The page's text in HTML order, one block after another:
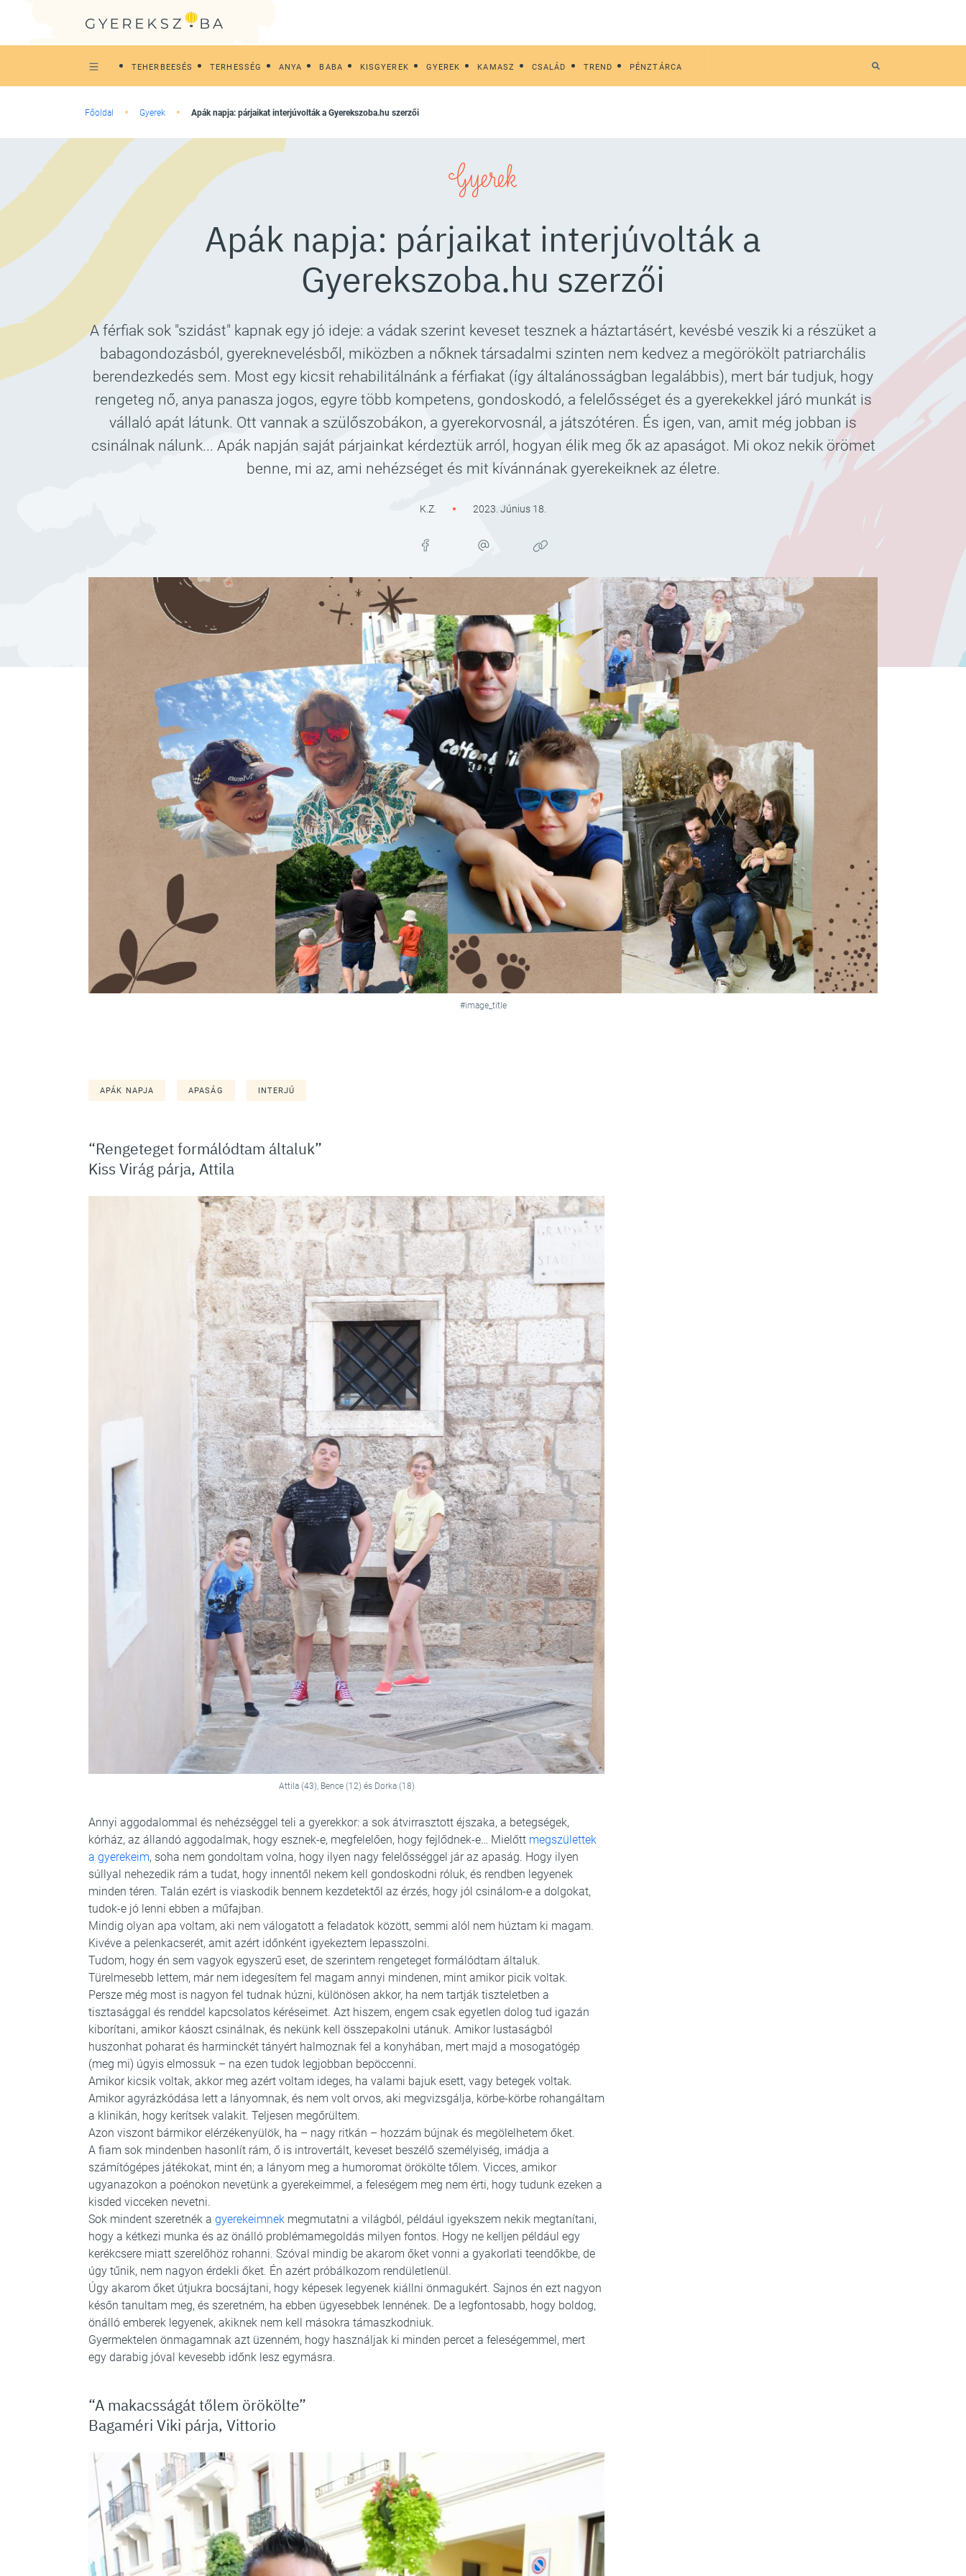
TEHERBEESÉS TERHESSÉG ANYA BABA KISGYEREK GYEREK KAMASZ CSALÁD TREND PÉNZTÁRCA
Főoldal Gyerek Apák napja: párjaikat interjúvolták a Gyerekszoba.hu szerzői
Gyerek
Apák napja: párjaikat interjúvolták a
Gyerekszoba.hu szerzői
A férfiak sok "szidást" kapnak egy jó ideje: a vádak szerint keveset tesznek a háztartásért, kevésbé veszik ki a részüket a
babagondozásból, gyereknevelésből, miközben a nőknek társadalmi szinten nem kedvez a megörökölt patriarchális
berendezkedés sem. Most egy kicsit rehabilitálnánk a férfiakat (így általánosságban legalábbis), mert bár tudjuk, hogy
rengeteg nő, anya panasza jogos, egyre több kompetens, gondoskodó, a felelősséget és a gyerekekkel járó munkát is
vállaló apát látunk. Ott vannak a szülőszobákon, a gyerekorvosnál, a játszótéren. És igen, van, amit még jobban is
csinálnak nálunk... Apák napján saját párjainkat kérdeztük arról, hogyan élik meg ők az apaságot. Mi okoz nekik örömet
benne, mi az, ami nehézséget és mit kívánnának gyerekeiknek az életre.
K.Z. 2023. Június 18.
#image_title
APÁK NAPJA APASÁG INTERJÚ
“Rengeteget formálódtam általuk”
Kiss Virág párja, Attila
Attila (43), Bence (12) és Dorka (18)
Annyi aggodalommal és nehézséggel teli a gyerekkor: a sok átvirrasztott éjszaka, a betegségek,
kórház, az állandó aggodalmak, hogy esznek-e, megfelelően, hogy fejlődnek-e… Mielőtt megszülettek
a gyerekeim, soha nem gondoltam volna, hogy ilyen nagy felelősséggel jár az apaság. Hogy ilyen
súllyal nehezedik rám a tudat, hogy innentől nekem kell gondoskodni róluk, és rendben legyenek
minden téren. Talán ezért is viaskodik bennem kezdetektől az érzés, hogy jól csinálom-e a dolgokat,
tudok-e jó lenni ebben a műfajban.
Mindig olyan apa voltam, aki nem válogatott a feladatok között, semmi alól nem húztam ki magam.
Kivéve a pelenkacserét, amit azért időnként igyekeztem lepasszolni.
Tudom, hogy én sem vagyok egyszerű eset, de szerintem rengeteget formálódtam általuk.
Türelmesebb lettem, már nem idegesítem fel magam annyi mindenen, mint amikor picik voltak.
Persze még most is nagyon fel tudnak húzni, különösen akkor, ha nem tartják tiszteletben a
tisztasággal és renddel kapcsolatos kéréseimet. Azt hiszem, engem csak egyetlen dolog tud igazán
kiborítani, amikor káoszt csinálnak, és nekünk kell összepakolni utánuk. Amikor lustaságból
huszonhat poharat és harminckét tányért halmoznak fel a konyhában, mert majd a mosogatógép
(meg mi) úgyis elmossuk – na ezen tudok legjobban bepöccenni.
Amikor kicsik voltak, akkor meg azért voltam ideges, ha valami bajuk esett, vagy betegek voltak.
Amikor agyrázkódása lett a lányomnak, és nem volt orvos, aki megvizsgálja, körbe-körbe rohangáltam
a klinikán, hogy kerítsek valakit. Teljesen megőrültem.
Azon viszont bármikor elérzékenyülök, ha – nagy ritkán – hozzám bújnak és megölelhetem őket.
A fiam sok mindenben hasonlít rám, ő is introvertált, keveset beszélő személyiség, imádja a
számítógépes játékokat, mint én; a lányom meg a humoromat örökölte tőlem. Vicces, amikor
ugyanazokon a poénokon nevetünk a gyerekeimmel, a feleségem meg nem érti, hogy tudunk ezeken a
kisded vicceken nevetni.
Sok mindent szeretnék a gyerekeimnek megmutatni a világból, például igyekszem nekik megtanítani,
hogy a kétkezi munka és az önálló problémamegoldás milyen fontos. Hogy ne kelljen például egy
kerékcsere miatt szerelőhöz rohanni. Szóval mindig be akarom őket vonni a gyakorlati teendőkbe, de
úgy tűnik, nem nagyon érdekli őket. Én azért próbálkozom rendületlenül.
Úgy akarom őket útjukra bocsájtani, hogy képesek legyenek kiállni önmagukért. Sajnos én ezt nagyon
későn tanultam meg, és szeretném, ha ebben ügyesebbek lennének. De a legfontosabb, hogy boldog,
önálló emberek legyenek, akiknek nem kell másokra támaszkodniuk.
Gyermektelen önmagamnak azt üzenném, hogy használjak ki minden percet a feleségemmel, mert
egy darabig jóval kevesebb időnk lesz egymásra.
“A makacsságát tőlem örökölte”
Bagaméri Viki párja, Vittorio